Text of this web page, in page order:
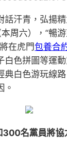
汗青，弘揚精
周六），“暢游
在虎門包養合
白色拼圖等運
典白色游玩線
。
300名黨員將協